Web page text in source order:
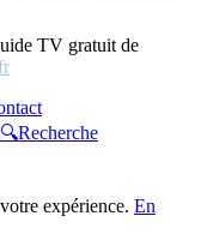
TV gratuit de
🔍Recherche
expérience. En